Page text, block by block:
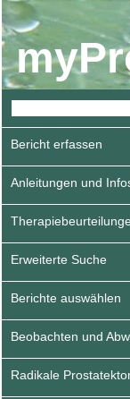
Bericht erfassen
Anleitungen und
Erweiterte Suche
Berichte auswählen
Beobachten und
Radikale